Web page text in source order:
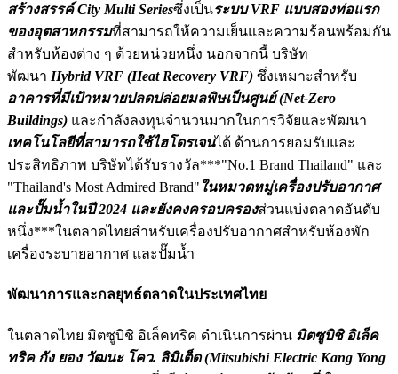
สร้างสรรค์ City Multi Seriesซึ่งเป็นระบบ VRF แบบสองท่อแรก
ของอุตสาหกรรมที่สามารถให้ความเย็นและความร้อนพร้อมกัน
สำหรับห้องต่าง ๆ ด้วยหน่วยหนึ่ง นอกจากนี้ บริษัท
พัฒนา Hybrid VRF (Heat Recovery VRF) ซึ่งเหมาะสำหรับ
อาคารที่มีเป้าหมายปลดปล่อยมลพิษเป็นศูนย์ (Net-Zero
Buildings) และกำลังลงทุนจำนวนมากในการวิจัยและพัฒนา
เทคโนโลยีที่สามารถใช้ไฮโดรเจนได้ ด้านการยอมรับและ
ประสิทธิภาพ บริษัทได้รับรางวัล***"No.1 Brand Thailand" และ
"Thailand's Most Admired Brand" ในหมวดหมู่เครื่องปรับอากาศ
และปั๊มน้ำในปี 2024 และยังคงครอบครองส่วนแบ่งตลาดอันดับ
หนึ่ง***ในตลาดไทยสำหรับเครื่องปรับอากาศสำหรับห้องพัก
เครื่องระบายอากาศ และปั๊มน้ำ
พัฒนาการและกลยุทธ์ตลาดในประเทศไทย
ในตลาดไทย มิตซูบิชิ อิเล็คทริค ดำเนินการผ่าน มิตซูบิชิ อิเล็ค
ทริค กัง ยอง วัฒนะ โคว. ลิมิเต็ด (Mitsubishi Electric Kang Yong